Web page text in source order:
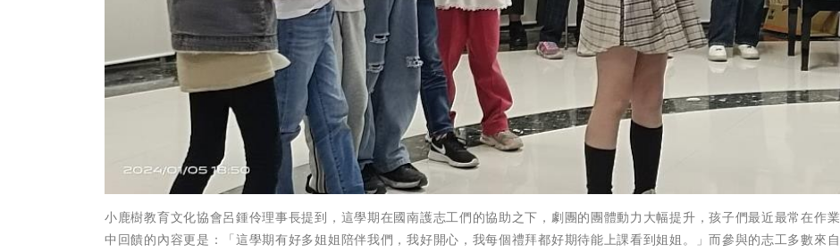
小鹿樹教育文化協會呂鍾伶理事長提到，這學期在國南護志工們的協助之下，劇團的團體動力大幅提升，孩子們最近最常在作業
中回饋的內容更是：「這學期有好多姐姐陪伴我們，我好開心，我每個禮拜都好期待能上課看到姐姐。」而參與的志工多數來自